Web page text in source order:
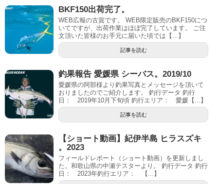
BKF150出荷完了。
WEB広報の古賀です。 WEB限定販売のBKF150につ
いてですが、出荷作業はほぼ完了しています。 ご注
文頂いた皆様のお手元に届いた頃では【...】
記事を読む
釣果報告 愛媛県 シーバス。2019/10
愛媛県の阿部様より釣果写真とメッセージを頂いて
おりましたのでご紹介します。 釣行データ 釣行
日： 2019年10月下旬頃 釣行エリア： 愛媛【...】
記事を読む
【ショート動画】紀伊半島 ヒラスズキ
。2023
フィールドレポート（ショート動画）を更新しまし
た。和歌山県の中瀬テスターより。 釣行データ 釣行
日： 2023年釣行エリア： 【...】